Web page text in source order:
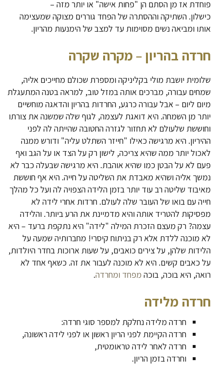
פוחדת אז מן הסתם הן "פחות אישה" או יותר מזה –
כישלון. השתיקה וההסתרה של הפחד גוררים מצוקה שמעצימה
אותו ומביאה נשים מסוימות עד למצב של הימנעות מהריון.
חרדה בהריון – מקרה שקרה
שלומית יושבת מולי בקליניקה ומספרת שכולם מחייכים אליה,
שמחים עבורה, מברכים אותה במזל טוב, למראה בטנה המתעגלת
מיום ליום – אבל עבורה כרגע, החרדות בהריון והדאגה מוחשיים
יותר מן השמחה. היא דואגת לעצמה, לגוף שלה שמשנה את צורתו
וחוששת שלעולם לא תחזור לגזרה החטובה שהייתה לה לפני
ההיריון. היא מרגישה כאילו "חייזר השתלט עליה" ודורש ממנה
לאכול יותר ממה שהיא צריכה, לישון רק על הצד או על הגב ואף
פעם לא על הבטן כמו שהיא אוהבת. היא מרגישה שבעלה כבר לא
נמשך אליה ושהיא מאבדת את השליטה על חייה. היא אף חוששת
מאיבוד שליטה רב עוד יותר בזמן הלידה הצפויה לה ועל כל מהלך
חייה עם בואו של העובר שלה לעולם. חרדות אחרי לידה לא
מפסיקות להטריד אותה והיא מדמיינת את הרע ביותר. והלידה
עצמה? רק מעצם הזכרת המילה "לידה" היא נתקפת ברעד – היא
לא מוכנה ללדת אלא רק בניתוח קיסרי! מחברותיה שמעה על
הלידות שלהן, על צירים כואבים, על שעות ארוכות בחדר היולדות,
על כאבים קשים. היא לא מוכנה לעבור את זה. כשאף אחד לא
רואה, היא בוכה, בוכה מפחד ומחרדה.
חרדה מלידה
חרדה מלידה נחלקת למספר סוגי חרדה:
חרדה הקיימת לפני הריון ראשון או לפני לידה ראשונה,
חרדה לאחר לידה טראומטית,
וחרדה בזמן הריון.